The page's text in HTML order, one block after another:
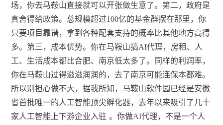
场，你去马鞍山直接就可以开张做生意了。第二，政府是
真舍得给政策。总规模超过100亿的基金群摆在那里，你
只要项目靠谱，拿到各种配套支持的概率比其他地方高得
多。第三，成本优势。你在马鞍山搞AI代理，房租、人
工、生活成本都比合肥、南京低太多了。同样的利润率，
你在马鞍山过得滋滋润润的，去了南京可能连保本都难。
所以别担心做不大，据我所知，马鞍山软件园已经是安徽
省首批唯一的人工智能顶尖孵化器，去年以来吸引了几十
家人工智能上下游企业入驻 。你做AI代理，不是一个人